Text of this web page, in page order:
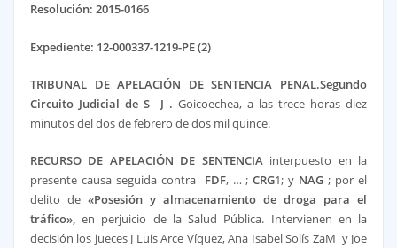
Resolución: 2015-0166
Expediente: 12-000337-1219-PE (2)
TRIBUNAL DE APELACIÓN DE SENTENCIA PENAL.Segundo
Circuito Judicial de S J . Goicoechea, a las trece horas diez
minutos del dos de febrero de dos mil quince.
RECURSO DE APELACIÓN DE SENTENCIAinterpuesto en la
presente causa seguida contra FDF, … ;CRG1; y NAG; por el
delito de «Posesión y almacenamiento de droga para el
tráfico»,en perjuicio de la Salud Pública. Intervienen en la
decisión los jueces J Luis Arce Víquez, Ana Isabel Solís ZaM y Joe